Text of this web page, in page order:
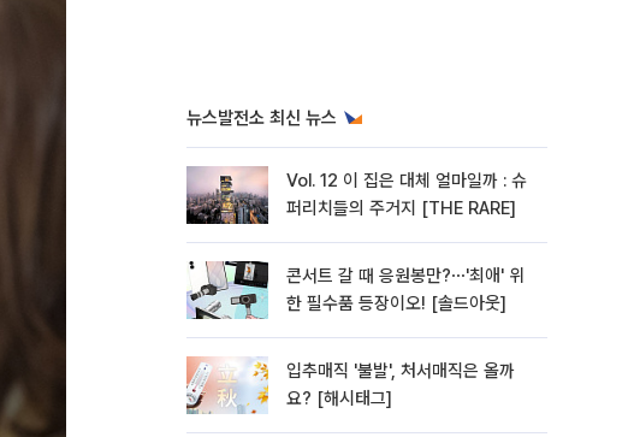
뉴스발전소 최신 뉴스
Vol. 12 이 집은 대체 얼마일까 : 슈
퍼리치들의 주거지 [THE RARE]
콘서트 갈 때 응원봉만?⋯'최애' 위
한 필수품 등장이오! [솔드아웃]
입추매직 '불발', 처서매직은 올까
요? [해시태그]